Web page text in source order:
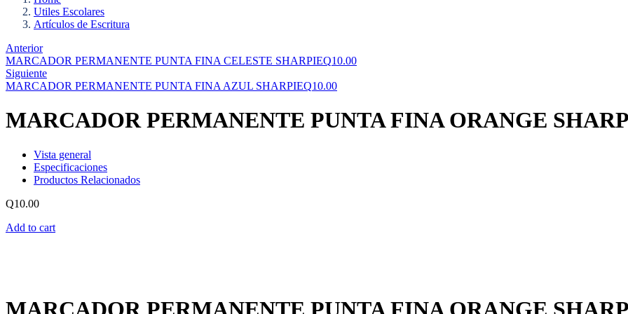
Utiles Escolares
Artículos de Escritura
Anterior
MARCADOR PERMANENTE PUNTA FINA CELESTE SHARPIEQ10.00
Siguiente
MARCADOR PERMANENTE PUNTA FINA AZUL SHARPIEQ10.00
MARCADOR PERMANENTE PUNTA FINA ORANGE
Vista general
Especificaciones
Productos Relacionados
Q10.00
Add to cart